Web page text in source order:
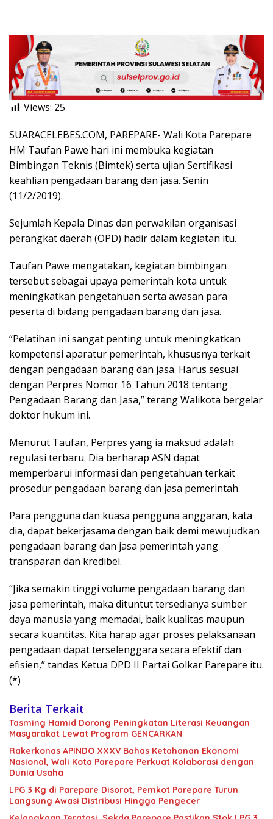
Views: 25
SUARACELEBES.COM, PAREPARE- Wali Kota Parepare
HM Taufan Pawe hari ini membuka kegiatan
Bimbingan Teknis (Bimtek) serta ujian Sertifikasi
keahlian pengadaan barang dan jasa. Senin
(11/2/2019).
Sejumlah Kepala Dinas dan perwakilan organisasi
perangkat daerah (OPD) hadir dalam kegiatan itu.
Taufan Pawe mengatakan, kegiatan bimbingan
tersebut sebagai upaya pemerintah kota untuk
meningkatkan pengetahuan serta awasan para
peserta di bidang pengadaan barang dan jasa.
“Pelatihan ini sangat penting untuk meningkatkan
kompetensi aparatur pemerintah, khususnya terkait
dengan pengadaan barang dan jasa. Harus sesuai
dengan Perpres Nomor 16 Tahun 2018 tentang
Pengadaan Barang dan Jasa,” terang Walikota bergelar
doktor hukum ini.
Menurut Taufan, Perpres yang ia maksud adalah
regulasi terbaru. Dia berharap ASN dapat
memperbarui informasi dan pengetahuan terkait
prosedur pengadaan barang dan jasa pemerintah.
Para pengguna dan kuasa pengguna anggaran, kata
dia, dapat bekerjasama dengan baik demi mewujudkan
pengadaan barang dan jasa pemerintah yang
transparan dan kredibel.
“Jika semakin tinggi volume pengadaan barang dan
jasa pemerintah, maka dituntut tersedianya sumber
daya manusia yang memadai, baik kualitas maupun
secara kuantitas. Kita harap agar proses pelaksanaan
pengadaan dapat terselenggara secara efektif dan
efisien,” tandas Ketua DPD II Partai Golkar Parepare itu.
(*)
Berita Terkait
Tasming Hamid Dorong Peningkatan Literasi Keuangan
Masyarakat Lewat Program GENCARKAN
Rakerkonas APINDO XXXV Bahas Ketahanan Ekonomi
Nasional, Wali Kota Parepare Perkuat Kolaborasi dengan
Dunia Usaha
LPG 3 Kg di Parepare Disorot, Pemkot Parepare Turun
Langsung Awasi Distribusi Hingga Pengecer